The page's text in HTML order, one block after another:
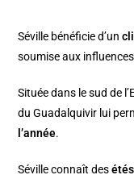
Séville bénéficie d’un
soumise aux
Située dans le sud de
du Guadalquivir lui
l’année.
Séville connaît des